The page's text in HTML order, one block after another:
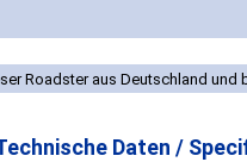
Roadster aus Deutschland
Daten /